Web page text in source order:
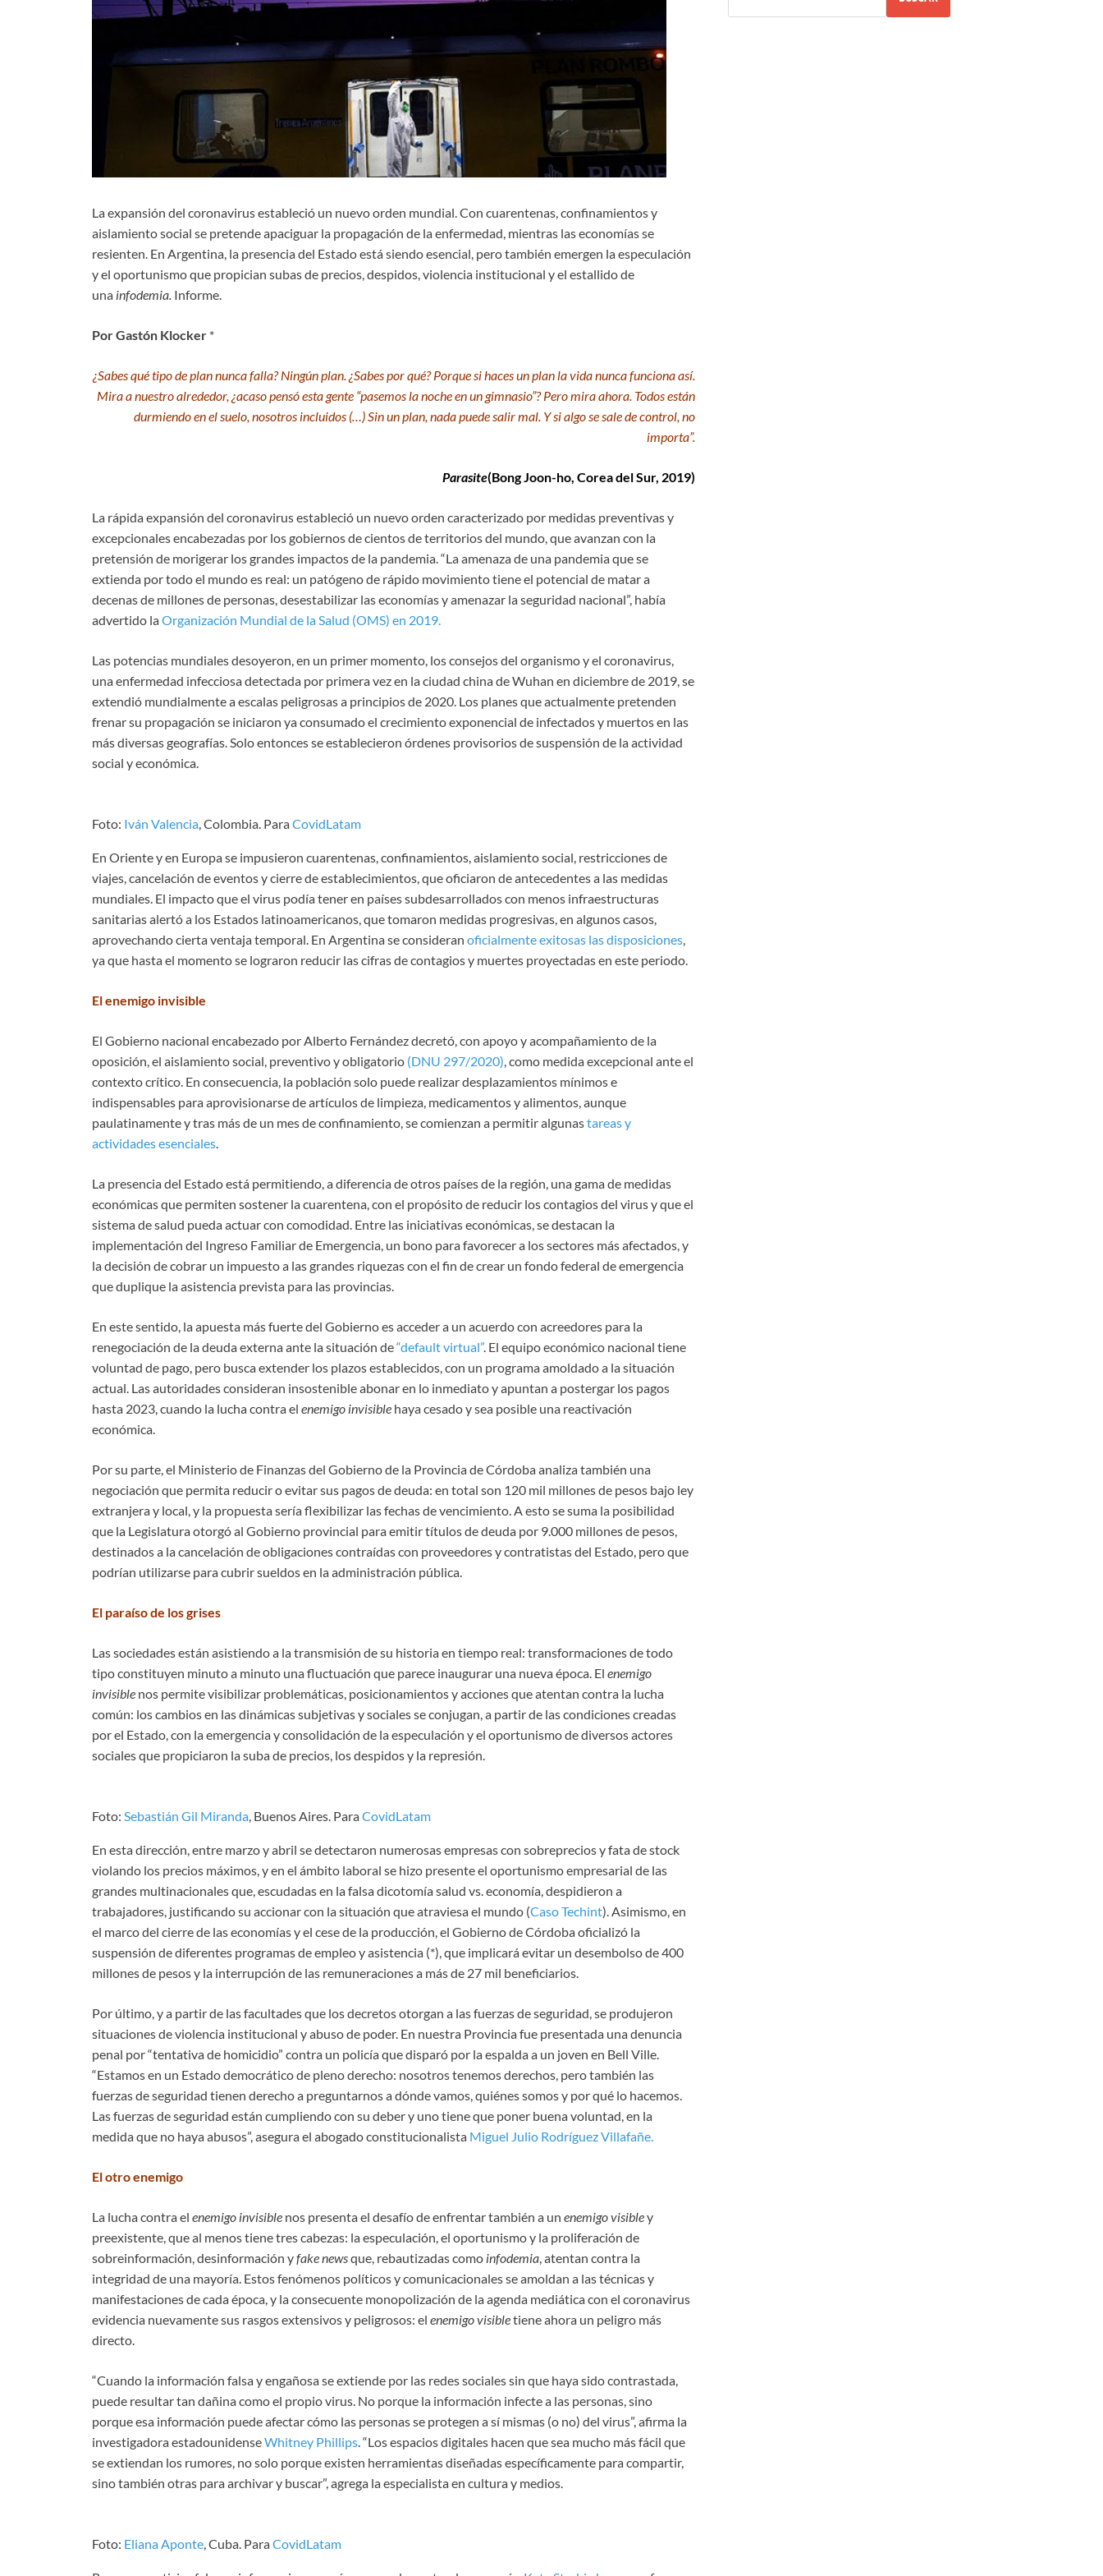
La expansión del coronavirus estableció un nuevo orden mundial. Con cuarentenas, confinamientos y
aislamiento social se pretende apaciguar la propagación de la enfermedad, mientras las economías se
resienten. En Argentina, la presencia del Estado está siendo esencial, pero también emergen la especulación
y el oportunismo que propician subas de precios, despidos, violencia institucional y el estallido de
una infodemia. Informe.
PorGastón Klocker *
¿Sabes qué tipo de plan nunca falla? Ningún plan. ¿Sabes por qué? Porque si haces un plan la vida nunca funciona así.
Mira a nuestro alrededor, ¿acaso pensó esta gente “pasemos la noche en un gimnasio”? Pero mira ahora. Todos están
durmiendo en el suelo, nosotros incluidos (…) Sin un plan, nada puede salir mal. Y si algo se sale de control, no
importa”.
Parasite(Bong Joon-ho, Corea del Sur, 2019)
La rápida expansión del coronavirus estableció un nuevo orden caracterizado por medidas preventivas y
excepcionales encabezadas por los gobiernos de cientos de territorios del mundo, que avanzan con la
pretensión de morigerar los grandes impactos de la pandemia. “La amenaza de una pandemia que se
extienda por todo el mundo es real: un patógeno de rápido movimiento tiene el potencial de matar a
decenas de millones de personas, desestabilizar las economías y amenazar la seguridad nacional”, había
advertido laOrganización Mundial de la Salud (OMS) en 2019.
Las potencias mundiales desoyeron, en un primer momento, los consejos del organismo y el coronavirus,
una enfermedad infecciosa detectada por primera vez en la ciudad china de Wuhan en diciembre de 2019, se
extendió mundialmente a escalas peligrosas a principios de 2020. Los planes que actualmente pretenden
frenar su propagación se iniciaron ya consumado el crecimiento exponencial de infectados y muertos en las
más diversas geografías. Solo entonces se establecieron órdenes provisorios de suspensión de la actividad
social y económica.
Foto: Iván Valencia, Colombia. ParaCovidLatam
En Oriente y en Europa se impusieron cuarentenas, confinamientos, aislamiento social, restricciones de
viajes, cancelación de eventos y cierre de establecimientos, que oficiaron de antecedentes a las medidas
mundiales. El impacto que el virus podía tener en países subdesarrollados con menos infraestructuras
sanitarias alertó a los Estados latinoamericanos, que tomaron medidas progresivas, en algunos casos,
aprovechando cierta ventaja temporal. En Argentina se consideran oficialmente exitosas las disposiciones,
ya que hasta el momento se lograron reducir las cifras de contagios y muertes proyectadas en este periodo.
El enemigo invisible
El Gobierno nacional encabezado por Alberto Fernández decretó, con apoyo y acompañamiento de la
oposición, el aislamiento social, preventivo y obligatorio (DNU 297/2020), como medida excepcional ante el
contexto crítico. En consecuencia, la población solo puede realizar desplazamientos mínimos e
indispensables para aprovisionarse de artículos de limpieza, medicamentos y alimentos, aunque
paulatinamente y tras más de un mes de confinamiento, se comienzan a permitir algunastareas y
actividades esenciales.
La presencia del Estado está permitiendo, a diferencia de otros países de la región, una gama de medidas
económicas que permiten sostener la cuarentena, con el propósito de reducir los contagios del virus y que el
sistema de salud pueda actuar con comodidad. Entre las iniciativas económicas, se destacan la
implementación del Ingreso Familiar de Emergencia, un bono para favorecer a los sectores más afectados, y
la decisión de cobrar un impuesto a las grandes riquezas con el fin de crear un fondo federal de emergencia
que duplique la asistencia prevista para las provincias.
En este sentido, la apuesta más fuerte del Gobierno es acceder a un acuerdo con acreedores para la
renegociación de la deuda externa ante la situación de“default virtual”. El equipo económico nacional tiene
voluntad de pago, pero busca extender los plazos establecidos, con un programa amoldado a la situación
actual. Las autoridades consideran insostenible abonar en lo inmediato y apuntan a postergar los pagos
hasta 2023, cuando la lucha contra el enemigo invisible haya cesado y sea posible una reactivación
económica.
Por su parte, el Ministerio de Finanzas del Gobierno de la Provincia de Córdoba analiza también una
negociación que permita reducir o evitar sus pagos de deuda: en total son 120 mil millones de pesos bajo ley
extranjera y local, y la propuesta sería flexibilizar las fechas de vencimiento. A esto se suma la posibilidad
que la Legislatura otorgó al Gobierno provincial para emitir títulos de deuda por 9.000 millones de pesos,
destinados a la cancelación de obligaciones contraídas con proveedores y contratistas del Estado, pero que
podrían utilizarse para cubrir sueldos en la administración pública.
El paraíso de los grises
Las sociedades están asistiendo a la transmisión de su historia en tiempo real: transformaciones de todo
tipo constituyen minuto a minuto una fluctuación que parece inaugurar una nueva época. El enemigo
invisible nos permite visibilizar problemáticas, posicionamientos y acciones que atentan contra la lucha
común: los cambios en las dinámicas subjetivas y sociales se conjugan, a partir de las condiciones creadas
por el Estado, con la emergencia y consolidación de la especulación y el oportunismo de diversos actores
sociales que propiciaron la suba de precios, los despidos y la represión.
Foto: Sebastián Gil Miranda, Buenos Aires. ParaCovidLatam
En esta dirección, entre marzo y abril se detectaron numerosas empresas con sobreprecios y fata de stock
violando los precios máximos, y en el ámbito laboral se hizo presente el oportunismo empresarial de las
grandes multinacionales que, escudadas en la falsa dicotomía salud vs. economía, despidieron a
trabajadores, justificando su accionar con la situación que atraviesa el mundo (Caso Techint). Asimismo, en
el marco del cierre de las economías y el cese de la producción, el Gobierno de Córdoba oficializó la
suspensión de diferentes programas de empleo y asistencia (*), que implicará evitar un desembolso de 400
millones de pesos y la interrupción de las remuneraciones a más de 27 mil beneficiarios.
Por último, y a partir de las facultades que los decretos otorgan a las fuerzas de seguridad, se produjeron
situaciones de violencia institucional y abuso de poder. En nuestra Provincia fue presentada una denuncia
penal por “tentativa de homicidio” contra un policía que disparó por la espalda a un joven en Bell Ville.
“Estamos en un Estado democrático de pleno derecho: nosotros tenemos derechos, pero también las
fuerzas de seguridad tienen derecho a preguntarnos a dónde vamos, quiénes somos y por qué lo hacemos.
Las fuerzas de seguridad están cumpliendo con su deber y uno tiene que poner buena voluntad, en la
medida que no haya abusos”, asegura el abogado constitucionalista Miguel Julio Rodríguez Villafañe.
El otro enemigo
La lucha contra el enemigo invisible nos presenta el desafío de enfrentar también a un enemigo visibley
preexistente, que al menos tiene tres cabezas: la especulación, el oportunismo y la proliferación de
sobreinformación, desinformación yfake newsque, rebautizadas como infodemia, atentan contra la
integridad de una mayoría. Estos fenómenos políticos y comunicacionales se amoldan a las técnicas y
manifestaciones de cada época, y la consecuente monopolización de la agenda mediática con el coronavirus
evidencia nuevamente sus rasgos extensivos y peligrosos: el enemigo visibletiene ahora un peligro más
directo.
“Cuando la información falsa y engañosa se extiende por las redes sociales sin que haya sido contrastada,
puede resultar tan dañina como el propio virus. No porque la información infecte a las personas, sino
porque esa información puede afectar cómo las personas se protegen a sí mismas (o no) del virus”, afirma la
investigadora estadounidenseWhitney Phillips. “Los espacios digitales hacen que sea mucho más fácil que
se extiendan los rumores, no solo porque existen herramientas diseñadas específicamente para compartir,
sino también otras para archivar y buscar”, agrega la especialista en cultura y medios.
Foto: Eliana Aponte, Cuba. ParaCovidLatam